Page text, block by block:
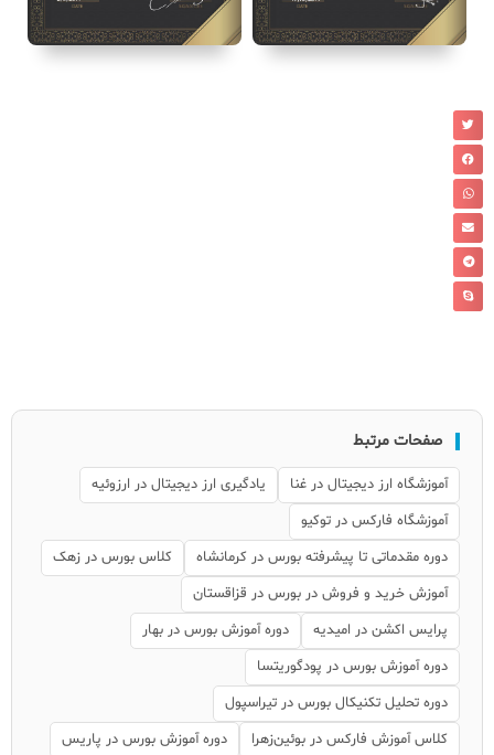
صفحات مرتبط
آموزشگاه ارز دیجیتال در غنا
یادگیری ارز دیجیتال در ارزوئیه
آموزشگاه فارکس در توکیو
دوره مقدماتی تا پیشرفته بورس در کرمانشاه
کلاس بورس در زهک
آموزش خرید و فروش در بورس در قزاقستان
پرایس اکشن در امیدیه
دوره آموزش بورس در بهار
دوره آموزش بورس در پودگوریتسا
دوره تحلیل تکنیکال بورس در تیراسپول
کلاس آموزش فارکس در بوئین‌زهرا
دوره آموزش بورس در پاریس